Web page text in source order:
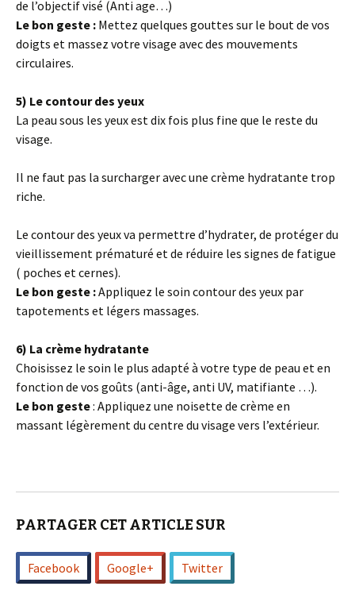
de l’objectif visé (Anti age…)
Le bon geste : Mettez quelques gouttes sur le bout de vos
doigts et massez votre visage avec des mouvements
circulaires.
5) Le contour des yeux
La peau sous les yeux est dix fois plus fine que le reste du
visage.
Il ne faut pas la surcharger avec une crème hydratante trop
riche.
Le contour des yeux va permettre d’hydrater, de protéger du
vieillissement prématuré et de réduire les signes de fatigue
( poches et cernes).
Le bon geste :Appliquez le soin contour des yeux par
tapotements et légers massages.
6) La crème hydratante
Choisissez le soin le plus adapté à votre type de peau et en
fonction de vos goûts (anti-âge, anti UV, matifiante …).
Le bon geste: Appliquez une noisette de crème en
massant légèrement du centre du visage vers l’extérieur.
PARTAGER CET ARTICLE SUR
Facebook Google+ Twitter